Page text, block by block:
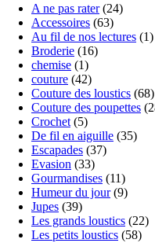
A ne pas rater(24)
Accessoires (63)
Au fil de nos lectures (1)
Broderie (16)
chemise (1)
couture (42)
Couture des loustics (68)
Couture des poupettes
Crochet (5)
De fil en aiguille (35)
Escapades (37)
Evasion (33)
Gourmandises (11)
Humeur du jour(9)
Jupes (39)
Les grands loustics (22)
Les petits loustics (58)